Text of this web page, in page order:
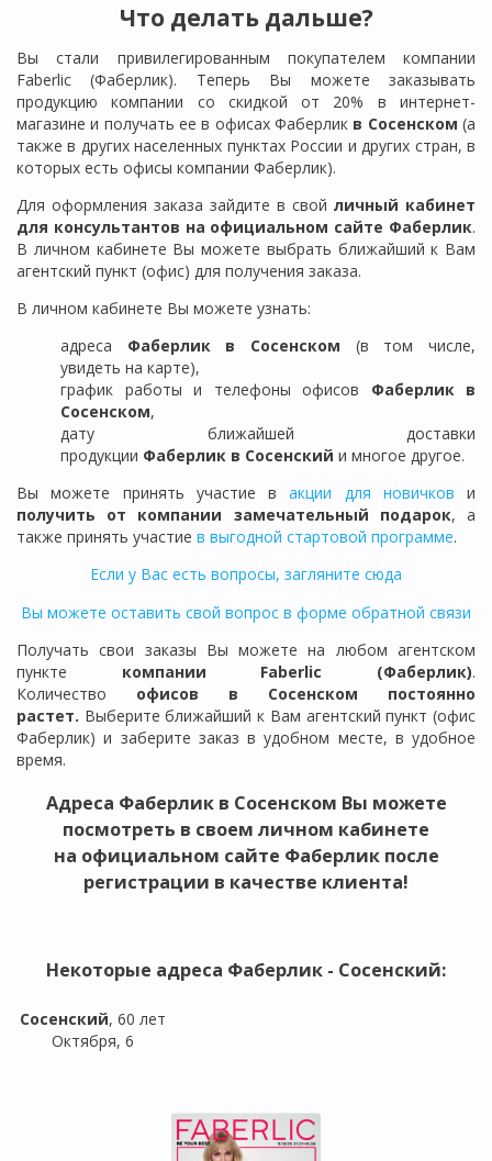
Что делать дальше?
Вы стали привилегированным покупателем компании
Faberlic (Фаберлик). Теперь Вы можете заказывать
продукцию компании со скидкой от 20% в интернет-
магазине и получать ее в офисах Фаберлик в Сосенском (а
также в других населенных пунктах России и других стран, в
которых есть офисы компании Фаберлик).
Для оформления заказа зайдите в свой личный кабинет
для консультантов на официальном сайте Фаберлик.
В личном кабинете Вы можете выбрать ближайший к Вам
агентский пункт (офис) для получения заказа.
В личном кабинете Вы можете узнать:
адреса Фаберлик в Сосенском
(в том числе,
увидеть на карте),
график работы и телефоны офисов Фаберлик в
Сосенском,
дату ближайшей доставки
продукции Фаберлик в Сосенский и многое другое.
Вы можете принять участие вакции для новичков и
получить от компании замечательный подарок, а
также принять участие в выгодной стартовой программе.
Если у Вас есть вопросы, загляните сюда
Вы можете оставить свой вопрос в форме обратной связи
Получать свои заказы Вы можете на любом агентском
пункте компании Faberlic (Фаберлик).
Количество офисов в Сосенском постоянно
растет. Выберите ближайший к Вам агентский пункт (офис
Фаберлик) и заберите заказ в удобном месте, в удобное
время.
Адреса Фаберлик в Сосенском Вы можете
посмотреть в своем личном кабинете
на официальном сайте Фаберлик после
регистрации в качестве клиента!
Некоторые адреса Фаберлик - Сосенский:
Сосенский, 60 лет
Октября, 6